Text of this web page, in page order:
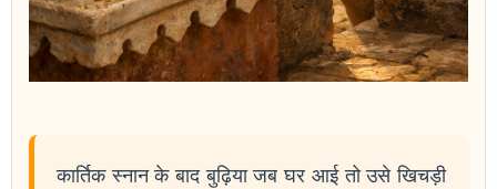
कार्तिक स्नान के बाद बुढ़िया जब घर आई तो उसे खिचड़ी